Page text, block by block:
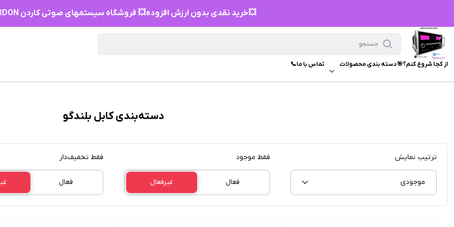
💥خرید نقدی بدون ارزش افزوده💥 فروشگاه سیستمهای صوتی کاردن HIFI KARDON
از کجا شروع کنم؟🎯دسته بندی محصولات تماس با ما📞
دسته‌بندی کابل بلندگو
ترتیب نمایش
موجودی
فقط موجود
فعال غیرفعال
فقط تخفیف‌دار
فعال